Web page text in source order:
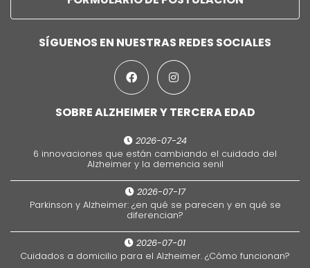
SÍGUENOS EN NUESTRAS REDES SOCIALES
SOBRE ALZHEIMER Y TERCERA EDAD
2026-07-24
6 innovaciones que están cambiando el cuidado del
Alzheimer y la demencia senil
2026-07-17
Parkinson y Alzheimer: ¿en qué se parecen y en qué se
diferencian?
2026-07-01
Cuidados a domicilio para el Alzheimer. ¿Cómo funcionan?